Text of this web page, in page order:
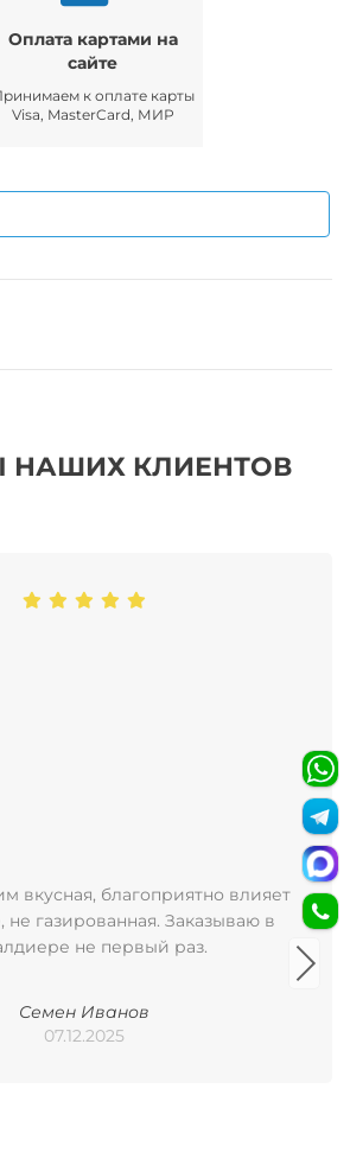
Оплата картами на
сайте
к оплате карты
Visa, MasterCard, МИР
НАШИХ КЛИЕНТОВ
вкусная, благоприятно влияет
не газированная. Заказываю в
не первый раз.
Семен Иванов
07.12.2025